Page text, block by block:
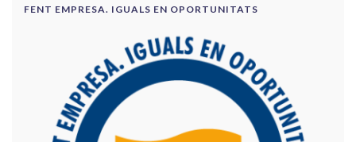
FENT EMPRESA. IGUALS EN OPORTUNITATS